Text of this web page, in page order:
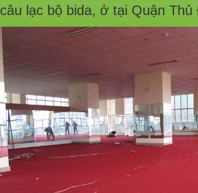
câu lạc bộ bida, ở tại Quận Thủ